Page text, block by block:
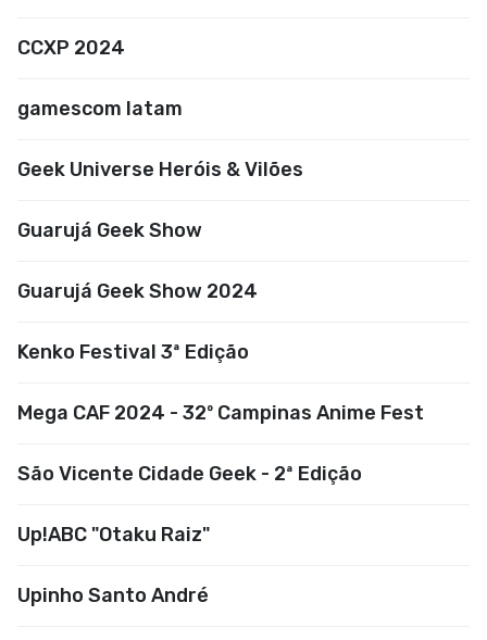
CCXP 2024
gamescom latam
Geek Universe Heróis & Vilões
Guarujá Geek Show
Guarujá Geek Show 2024
Kenko Festival 3ª Edição
Mega CAF 2024 - 32º Campinas Anime Fest
São Vicente Cidade Geek - 2ª Edição
Up!ABC "Otaku Raiz"
Upinho Santo André